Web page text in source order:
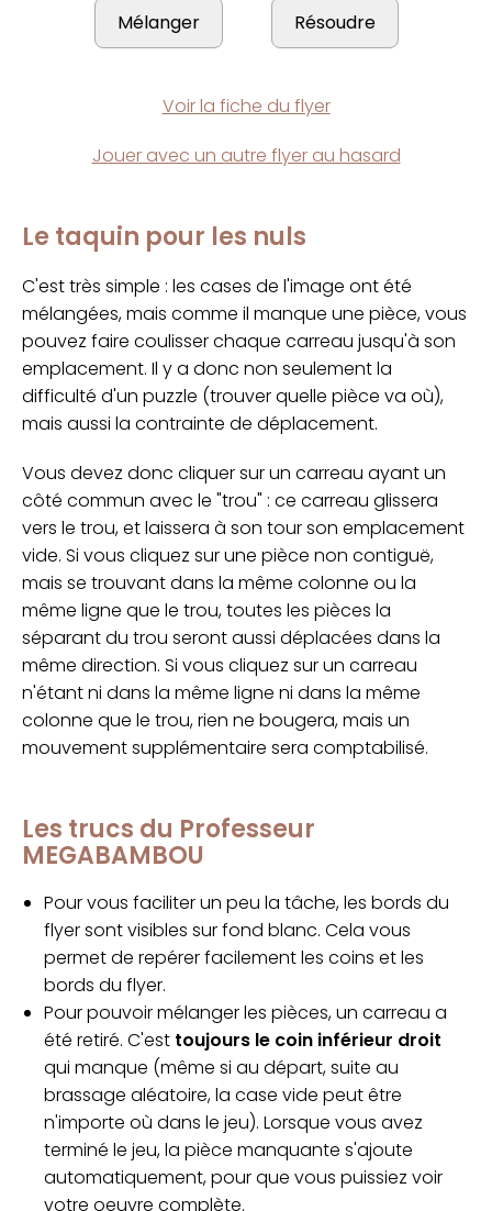
Voir la fiche du flyer
Jouer avec un autre flyer au hasard
Le taquin pour les nuls
C'est très simple : les cases de l'image ont été
mélangées, mais comme il manque une pièce, vous
pouvez faire coulisser chaque carreau jusqu'à son
emplacement. Il y a donc non seulement la
difficulté d'un puzzle (trouver quelle pièce va où),
mais aussi la contrainte de déplacement.
Vous devez donc cliquer sur un carreau ayant un
côté commun avec le "trou" : ce carreau glissera
vers le trou, et laissera à son tour son emplacement
vide. Si vous cliquez sur une pièce non contiguë,
mais se trouvant dans la même colonne ou la
même ligne que le trou, toutes les pièces la
séparant du trou seront aussi déplacées dans la
même direction. Si vous cliquez sur un carreau
n'étant ni dans la même ligne ni dans la même
colonne que le trou, rien ne bougera, mais un
mouvement supplémentaire sera comptabilisé.
Les trucs du Professeur
MEGABAMBOU
Pour vous faciliter un peu la tâche, les bords du
flyer sont visibles sur fond blanc. Cela vous
permet de repérer facilement les coins et les
bords du flyer.
Pour pouvoir mélanger les pièces, un carreau a
été retiré. C'est toujours le coin inférieur droit
qui manque (même si au départ, suite au
brassage aléatoire, la case vide peut être
n'importe où dans le jeu). Lorsque vous avez
terminé le jeu, la pièce manquante s'ajoute
automatiquement, pour que vous puissiez voir
votre oeuvre complète.